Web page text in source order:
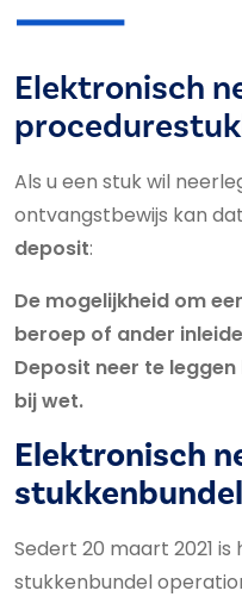
Elektronisch
Als u een stuk wil
ontvangstbewijs kan
deposit:
De mogelijkheid om
beroep of ander
Deposit neer te
bij wet.
Elektronisch
Sedert 20 maart 2021
stukkenbundel